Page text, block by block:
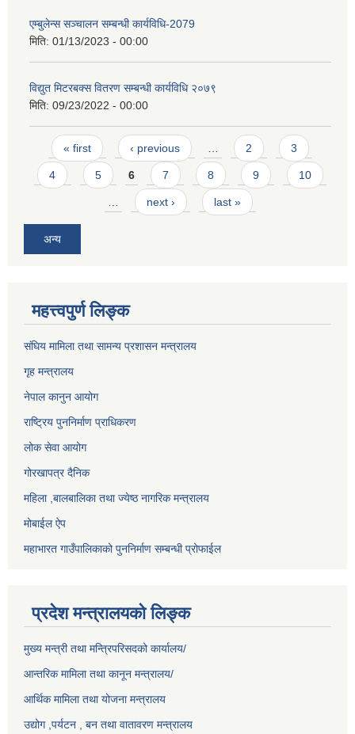
एम्बुलेन्स सञ्चालन सम्बन्धी कार्यविधि-2079
मिति: 01/13/2023 - 00:00
विद्युत मिटरबक्स वितरण सम्बन्धी कार्यविधि २०७९
मिति: 09/23/2022 - 00:00
Pages
« first ‹ previous 2 3
4 5 6 7 8 9 10
next › last »
अन्य
महत्त्वपुर्ण लिङ्क
संघिय मामिला तथा सामन्य प्रशासन मन्त्रालय
गृह मन्त्रालय
नेपाल कानुन आयोग
राष्ट्रिय पुननिर्माण प्राधिकरण
लोक सेवा आयोग
गोरखापत्र दैनिक
महिला ,बालबालिका तथा ज्येष्ठ नागरिक मन्त्रालय
मोबाईल ऐप
महाभारत गाउँपालिकाको पुननिर्माण सम्बन्धी प्रोफाईल
प्रदेश मन्त्रालयको लिङ्क
मुख्य मन्त्री तथा मन्त्रिपरिसदको कार्यालय/
आन्तरिक मामिला तथा कानून मन्त्रालय/
आर्थिक मामिला तथा योजना मन्त्रालय
उद्योग ,पर्यटन , बन तथा वातावरण मन्त्रालय